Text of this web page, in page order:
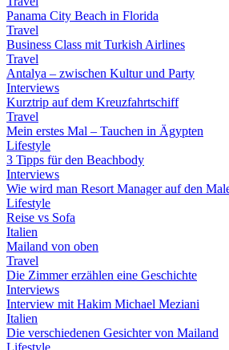
Panama City Beach in Florida
Travel
Business Class mit Turkish Airlines
Travel
Antalya – zwischen Kultur und Party
Interviews
Kurztrip auf dem Kreuzfahrtschiff
Travel
Mein erstes Mal – Tauchen in Ägypten
Lifestyle
3 Tipps für den Beachbody
Interviews
Wie wird man Resort Manager auf den
Lifestyle
Reise vs Sofa
Italien
Mailand von oben
Travel
Die Zimmer erzählen eine Geschichte
Interviews
Interview mit Hakim Michael Meziani
Italien
Die verschiedenen Gesichter von Mailand
Lifestyle